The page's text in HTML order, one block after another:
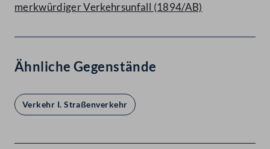
merkwürdiger Verkehrsunfall (1894/AB)
Ähnliche Gegenstände
Verkehr I. Straßenverkehr